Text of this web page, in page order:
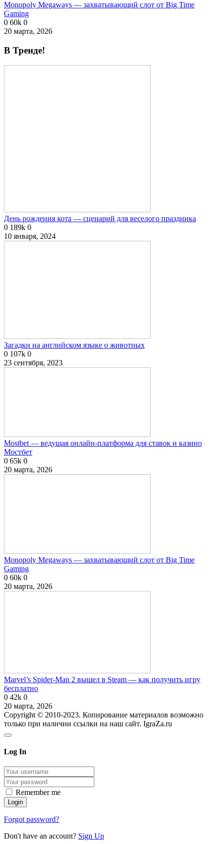
Monopoly Megaways — захватывающий слот от Big Time
Gaming
0 60k 0
20 марта, 2026
В Тренде!
День рождения кота — сценарий для веселого праздника
0 189k 0
10 января, 2024
Загадки на английском языке о животных
0 107k 0
23 сентября, 2023
Mostbet — ведущая онлайн-платформа для ставок и казино
Мостбет
0 65k 0
20 марта, 2026
Monopoly Megaways — захватывающий слот от Big Time
Gaming
0 60k 0
20 марта, 2026
Marvel’s Spider-Man 2 вышел в Steam — как получить игру
бесплатно
0 42k 0
20 марта, 2026
Copyright © 2010-2023. Копирование материалов возможно
только при наличии ссылки на наш сайт. IgraZa.ru
Log In
Remember me
Forgot password?
Don't have an account? Sign Up